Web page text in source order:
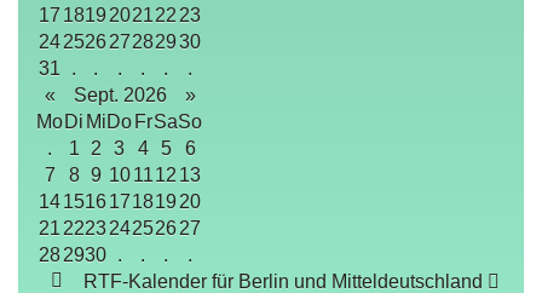
17 1819 202122 23
24252627282930
31
. . . . .
.
«
Sept. 2026
»
MoDi MiDo FrSaSo
.
1 2 3 4 5
6
7
8 9 10 1112 13
141516171819 20
21 222324252627
282930 . . .
.
RTF-Kalender für Berlin und Mitteldeutschland